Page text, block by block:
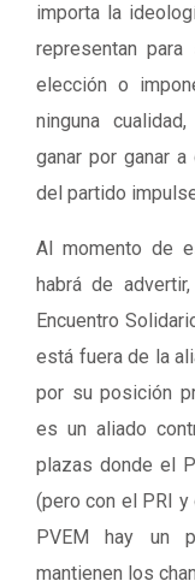
importa la
representan para
elección o
ninguna
ganar por ganar
del partido
Al momento de
habrá de
Encuentro
está fuera de la
por su posición
es un aliado
plazas donde el
(pero con el PRI
PVEM hay un
mantienen los